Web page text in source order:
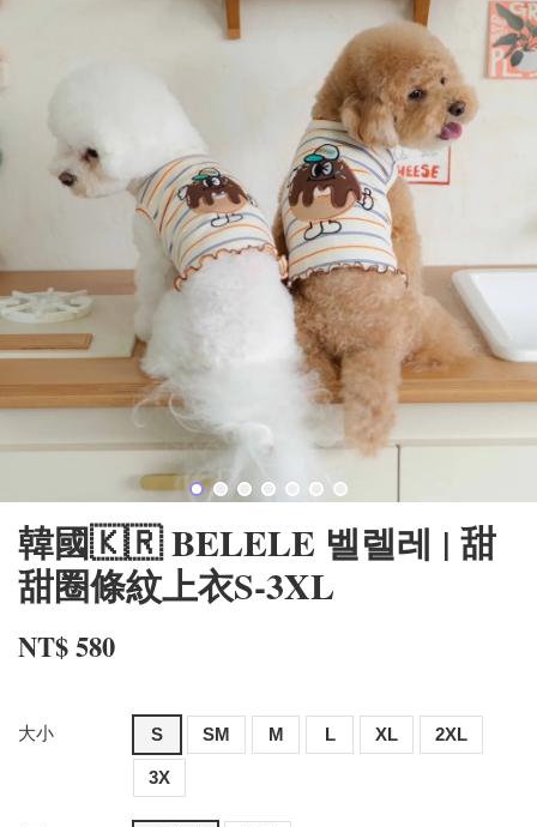
韓國🇰🇷 BELELE 벨렐레 | 甜
甜圈條紋上衣S-3XL
NT$ 580
大小 S SM M L XL 2XL
3X